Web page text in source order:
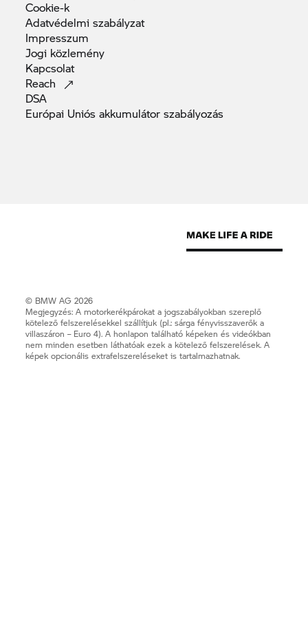
Cookie-k
Adatvédelmiszabályzat
Impresszum
Jogi közlemény
Kapcsolat
Reach
DSA
Európai Uniós akkumulátorszabályozás
© BMW AG 2026
Megjegyzés: A motorkerékpárokat a jogszabályokban szereplő
kötelező felszerelésekkel szállítjuk (pl.: sárga fényvisszaverők a
villaszáron – Euro 4). A honlapon található képeken és videókban
nem minden esetben láthatóak ezek a kötelező felszerelések. A
képek opcionális extrafelszereléseket is tartalmazhatnak.